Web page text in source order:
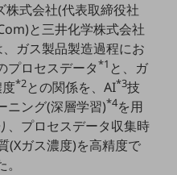
株式会社(代表取締役社
と三井化学株式会社
ガス製品製造過程にお
プロセスデータ*1 と、ガ
*2との関係を、AI*3技
ニング(深層学習)*4を用
、プロセスデータ収集時
(Xガス濃度)を高精度で